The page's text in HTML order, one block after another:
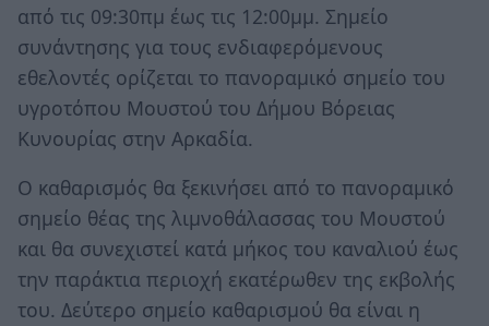
από τις 09:30πμ έως τις 12:00μμ. Σημείο
συνάντησης για τους ενδιαφερόμενους
εθελοντές ορίζεται το πανοραμικό σημείο του
υγροτόπου Μουστού του Δήμου Βόρειας
Κυνουρίας στην Αρκαδία.
Ο καθαρισμός θα ξεκινήσει από το πανοραμικό
σημείο θέας της λιμνοθάλασσας του Μουστού
και θα συνεχιστεί κατά μήκος του καναλιού έως
την παράκτια περιοχή εκατέρωθεν της εκβολής
του. Δεύτερο σημείο καθαρισμού θα είναι η